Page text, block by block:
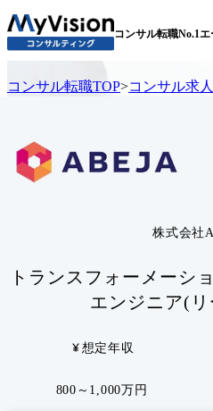
コンサル転職No.1エ
コンサル転職TOP>コンサル求
株式会社
トランスフォーメーシ
エンジニア(
想定年収
800～1,000万円